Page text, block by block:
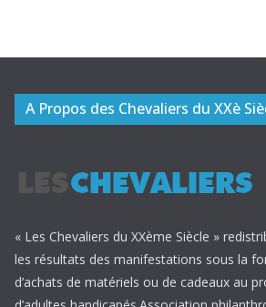
A Propos des Chevaliers du XXè
« Les Chevaliers du XXème Siècle »
les résultats des manifestations sous la
d’achats de matériels ou de cadeaux au